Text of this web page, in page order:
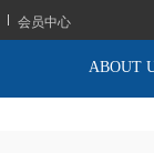
会员中心
ABOUT